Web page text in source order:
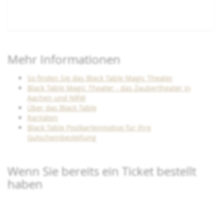
Mehr Informationen
So finden Sie das Black Table Magic Theater
Black Table Magic Theater - das Zaubertheater in
Aachen und NRW
Über das Black Table
Raritäten
Black Table Postkartenmotive für Ihre
Gutscheinbestellung
Wenn Sie bereits ein Ticket bestellt
haben